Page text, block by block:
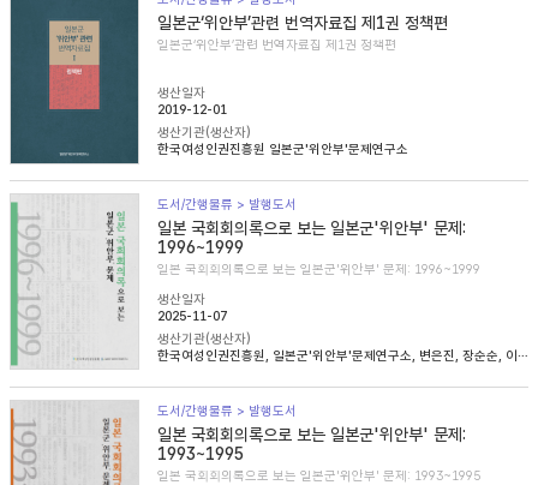
일본군‘위안부’관련 번역자료집 제1권 정책편
일본군‘위안부’관련 번역자료집 제1권 정책편
생산일자
2019-12-01
생산기관(생산자)
한국여성인권진흥원 일본군'위안부'문제연구소
도서/간행물류 > 발행도서
일본 국회회의록으로 보는 일본군'위안부' 문제:
1996~1999
일본 국회회의록으로 보는 일본군'위안부' 문제: 1996~1999
생산일자
2025-11-07
생산기관(생산자)
한국여성인권진흥원, 일본군'위안부'문제연구소, 변은진, 장순순, 이태규, 심아정
도서/간행물류 > 발행도서
일본 국회회의록으로 보는 일본군'위안부' 문제:
1993~1995
일본 국회회의록으로 보는 일본군'위안부' 문제: 1993~1995